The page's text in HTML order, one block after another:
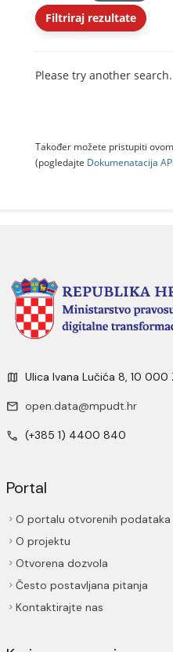
Filtriraj rezultate
Please try another search.
Također možete pristupiti
(pogledajte Dokumenаtаcijа